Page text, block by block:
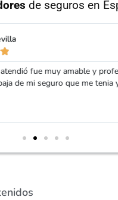
de seguros en

darme de baja mi seguro y
más barato que el anterior.